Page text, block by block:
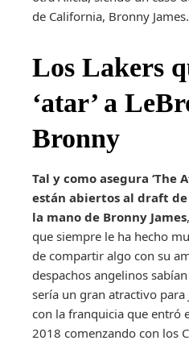
de California, Bronny James.
Los Lakers
‘atar’ a
Bronny
Tal y como asegura ‘The
están abiertos al draft
la mano de Bronny James
que siempre le ha hecho
de compartir algo con su
despachos angelinos
sería un gran atractivo para
con la franquicia que entró
2018 comenzando con los